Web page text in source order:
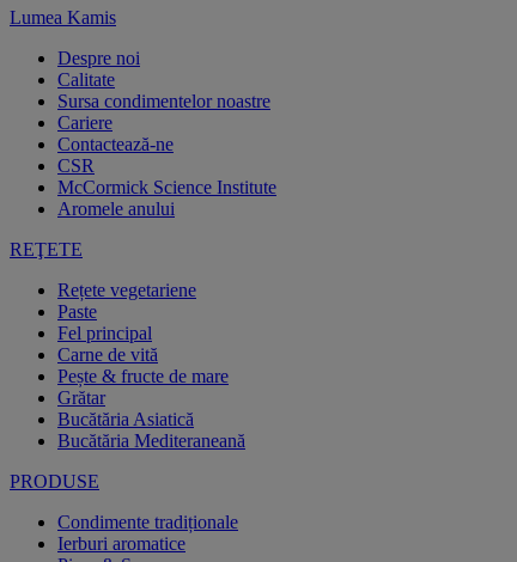
Lumea Kamis
Despre noi
Calitate
Sursa condimentelor noastre
Cariere
Contactează-ne
CSR
McCormick Science Institute
Aromele anului
REŢETE
Rețete vegetariene
Paste
Fel principal
Carne de vită
Pește & fructe de mare
Grătar
Bucătăria Asiatică
Bucătăria Mediteraneană
PRODUSE
Condimente tradiționale
Ierburi aromatice